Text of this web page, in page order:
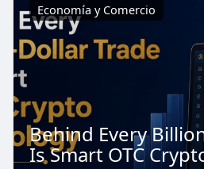
Economía y Comercio
Behind Every
Is Smart OTC